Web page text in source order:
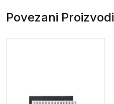
Povezani Proizvodi